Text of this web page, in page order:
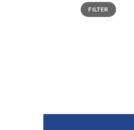
Min.
prijs
Max.
prijsFILTER